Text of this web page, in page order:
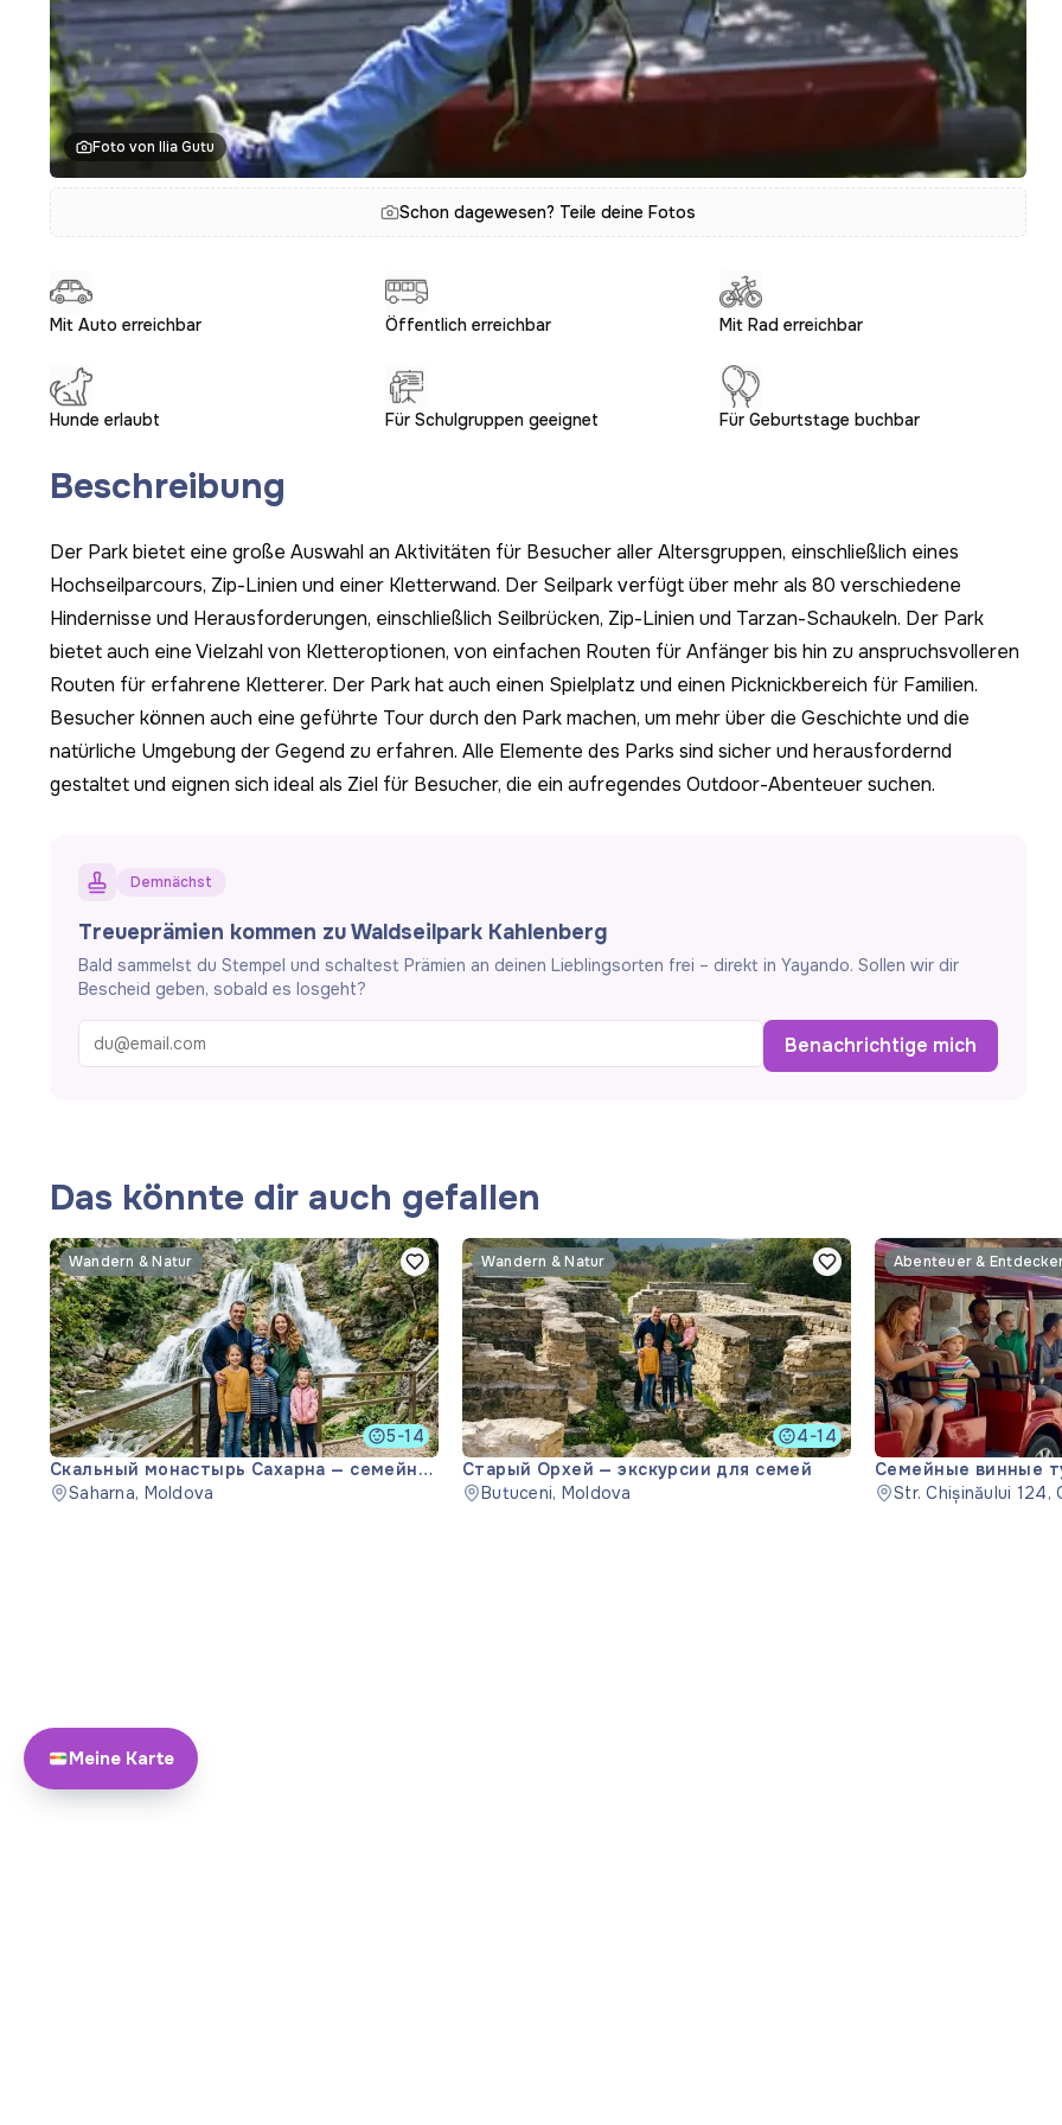
Foto von Ilia Gutu
Schon dagewesen? Teile deine Fotos
Mit Auto erreichbar Öffentlich erreichbar Mit Rad erreichbar
Hunde erlaubt Für Schulgruppen geeignet Für Geburtstage buchbar
Beschreibung
Der Park bietet eine große Auswahl an Aktivitäten für Besucher aller Altersgruppen, einschließlich eines
Hochseilparcours, Zip-Linien und einer Kletterwand. Der Seilpark verfügt über mehr als 80 verschiedene
Hindernisse und Herausforderungen, einschließlich Seilbrücken, Zip-Linien und Tarzan-Schaukeln. Der Park
bietet auch eine Vielzahl von Kletteroptionen, von einfachen Routen für Anfänger bis hin zu anspruchsvolleren
Routen für erfahrene Kletterer. Der Park hat auch einen Spielplatz und einen Picknickbereich für Familien.
Besucher können auch eine geführte Tour durch den Park machen, um mehr über die Geschichte und die
natürliche Umgebung der Gegend zu erfahren. Alle Elemente des Parks sind sicher und herausfordernd
gestaltet und eignen sich ideal als Ziel für Besucher, die ein aufregendes Outdoor-Abenteuer suchen.
Demnächst
Treueprämien kommen zu Waldseilpark Kahlenberg
Bald sammelst du Stempel und schaltest Prämien an deinen Lieblingsorten frei – direkt in Yayando. Sollen wir dir
Bescheid geben, sobald es losgeht?
Benachrichtige mich
Das könnte dir auch gefallen
Wandern & Natur
5-14
Скальный монастырь Сахарна — семейная
экскурсия
Saharna, Moldova
Wandern & Natur
4-14
Старый Орхей — экскурсии для семей
Butuceni, Moldova
Abenteuer &
Семейные винные
Mileștii Mici
Str. Chișinăului 124,
Meine Karte